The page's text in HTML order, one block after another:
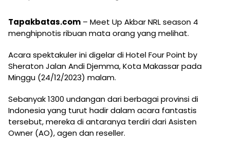
Tapakbatas.com – Meet Up Akbar NRL season 4
menghipnotis ribuan mata orang yang melihat.
Acara spektakuler ini digelar di Hotel Four Point by
Sheraton Jalan Andi Djemma, Kota Makassar pada
Minggu (24/12/2023) malam.
Sebanyak 1300 undangan dari berbagai provinsi di
Indonesia yang turut hadir dalam acara fantastis
tersebut, mereka di antaranya terdiri dari Asisten
Owner (AO), agen dan reseller.